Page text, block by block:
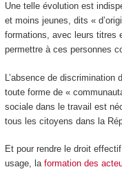
Une telle évolution est
et moins jeunes, dits «
formations, avec leurs titres
permettre à ces personnes
L’absence de discrimination
toute forme de «
sociale dans le travail est
tous les citoyens dans la
Et pour rendre le droit
usage, la formation des